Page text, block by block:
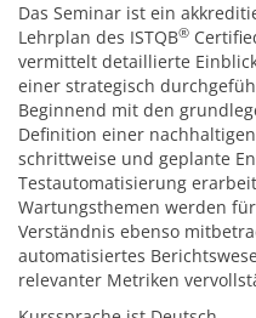
Das Seminar ist ein
Lehrplan des ISTQB®
vermittelt detaillierte
einer strategisch
Beginnend mit den
Definition einer
schrittweise und geplante
Testautomatisierung
Wartungsthemen werden
Verständnis ebenso
automatisiertes
relevanter Metriken